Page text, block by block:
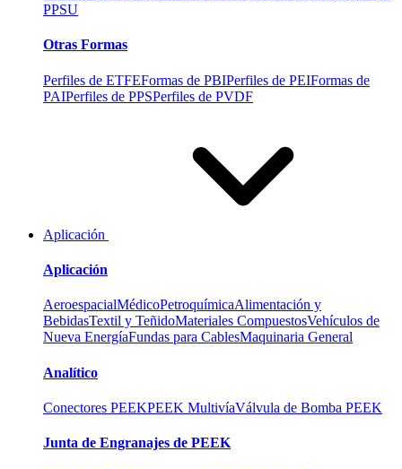
PPSU
Otras Formas
Perfiles de ETFEFormas de PBIPerfiles de PEIFormas de
PAIPerfiles de PPSPerfiles de PVDF
Aplicación
Aplicación
AeroespacialMédicoPetroquímicaAlimentación y
BebidasTextil y TeñidoMateriales CompuestosVehículos de
Nueva EnergíaFundas para CablesMaquinaria General
Analítico
Conectores PEEKPEEK MultivíaVálvula de Bomba PEEK
Junta de Engranajes de PEEK